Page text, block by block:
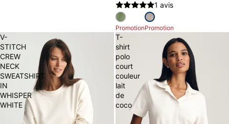
1 avis
PromotionPromotion
V-
STITCH
CREW
NECK
SWEATSHIRT
IN
WHISPER
WHITE
T-
shirt
polo
court
couleur
lait
de
coco